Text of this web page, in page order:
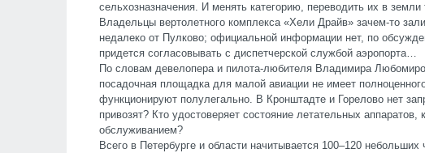
сельхозназначения. И менять категорию, переводить их в земли
Владельцы вертолетного комплекса «Хели Драйв» зачем-то
недалеко от Пулково; официальной информации нет, по
придется согласовывать с диспетчерской службой аэропорта…
По словам девелопера и пилота-любителя Владимира
посадочная площадка для малой авиации не имеет
функционируют полулегально. В Кронштадте и Горелово нет
привозят? Кто удостоверяет состояние летательных аппаратов,
обслуживанием?
Всего в Петербурге и области начитывается 100–120